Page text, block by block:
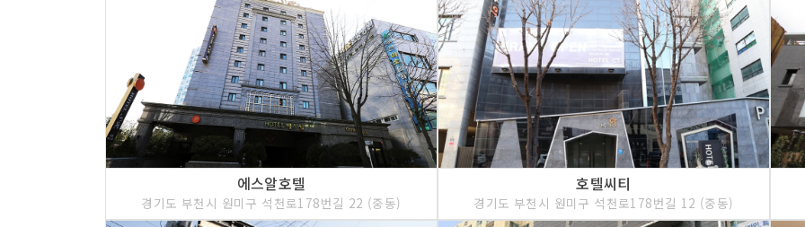
에스알호텔
경기도 부천시 원미구 석천로178번길 22 (중동)
호텔씨티
경기도 부천시 원미구 석천로178번길 12 (중동)